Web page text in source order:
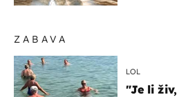
ZABAVA
LOL
"Je li živ,